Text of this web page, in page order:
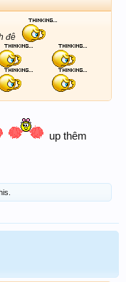
đê
up thêm